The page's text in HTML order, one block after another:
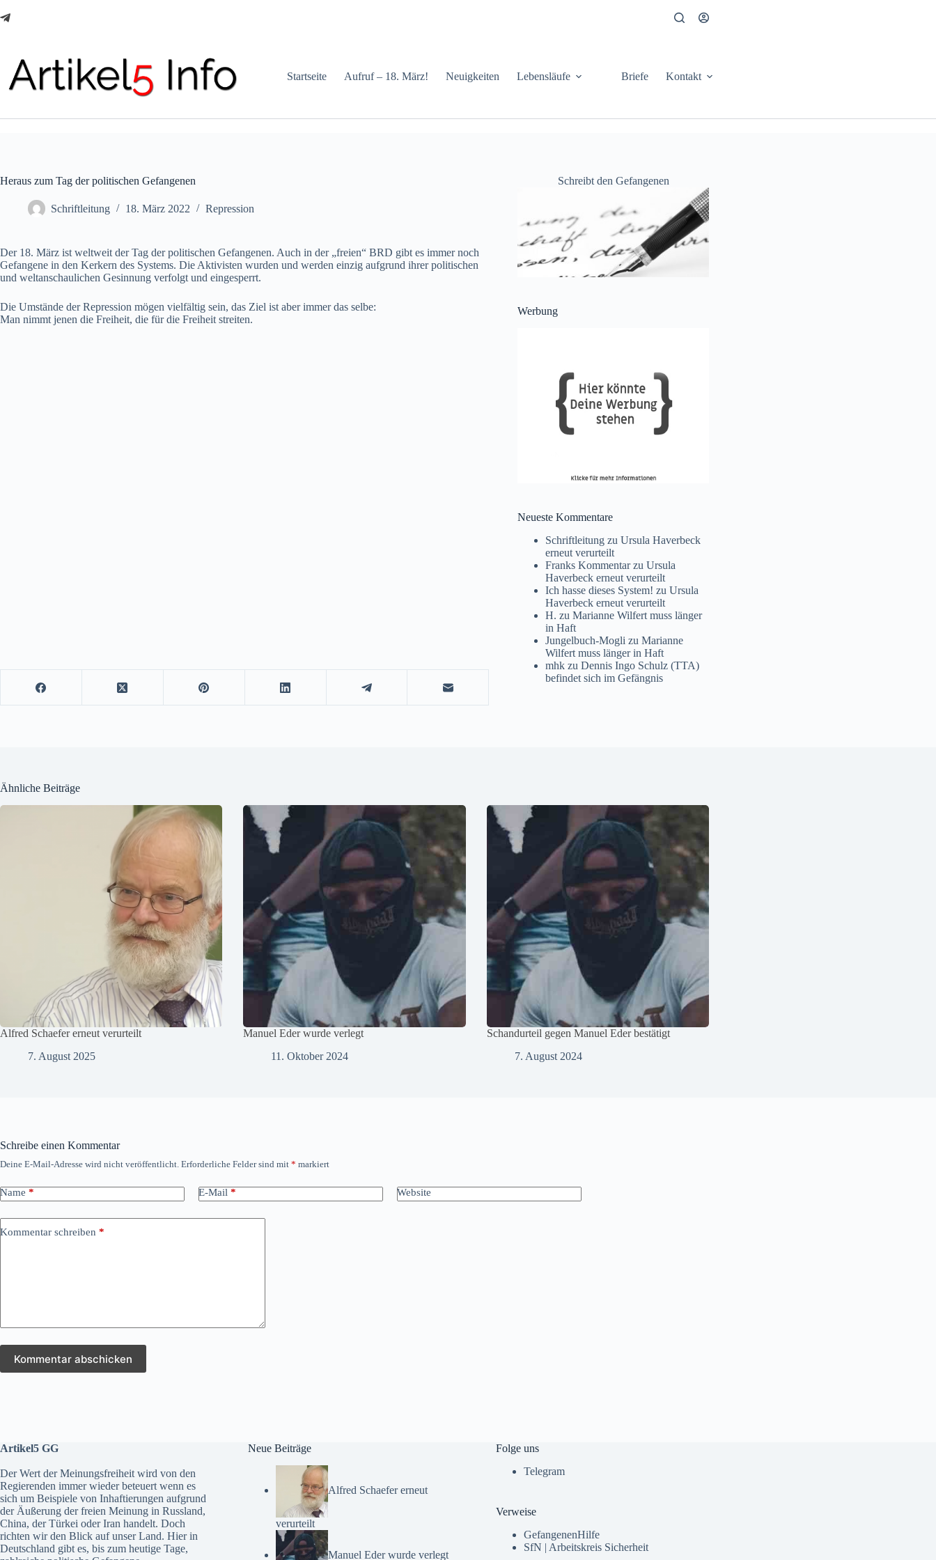
Inhalt
Startseite Aufruf – 18. März! Neuigkeiten Lebensläufe Briefe Kontakt
Heraus zum Tag der politischen Gefangenen
Schriftleitung 18. März 2022 Repression
Der 18. März ist weltweit der Tag der politischen Gefangenen. Auch in der „freien“ BRD gibt es immer noch
Gefangene in den Kerkern des Systems. Die Aktivisten wurden und werden einzig aufgrund ihrer politischen
und weltanschaulichen Gesinnung verfolgt und eingesperrt.
Die Umstände der Repression mögen vielfältig sein, das Ziel ist aber immer das selbe:
Man nimmt jenen die Freiheit, die für die Freiheit streiten.
Schreibt den Gefangenen
Werbung
Neueste Kommentare
Schriftleitung zuUrsula Haverbeck
erneut verurteilt
Franks KommentarzuUrsula
Haverbeck erneut verurteilt
Ich hasse dieses System! zuUrsula
Haverbeck erneut verurteilt
H. zuMarianne Wilfert muss länger
in Haft
Jungelbuch-Mogli zuMarianne
Wilfert muss länger in Haft
mhk zuDennis Ingo Schulz (TTA)
befindet sich im Gefängnis
Ähnliche Beiträge
Alfred Schaefer erneut verurteilt
7. August 2025
Manuel Eder wurde verlegt
11. Oktober 2024
Schandurteil gegen Manuel Eder bestätigt
7. August 2024
Schreibe einen Kommentar
Deine E-Mail-Adresse wird nicht veröffentlicht. Erforderliche Felder sind mit * markiert
Name * E-Mail * Website
Kommentar schreiben *
Kommentar abschicken
Artikel5 GG
Der Wert der Meinungsfreiheit wird von den
Regierenden immer wieder beteuert wenn es
sich um Beispiele von Inhaftierungen aufgrund
der Äußerung der freien Meinung in Russland,
China, der Türkei oder Iran handelt. Doch
richten wir den Blick auf unser Land. Hier in
Deutschland gibt es, bis zum heutige Tage,
Neue Beiträge
Alfred Schaefer erneut
verurteilt
Manuel Eder wurde verlegt
Folge uns
Telegram
Verweise
GefangenenHilfe
SfN | Arbeitskreis Sicherheit